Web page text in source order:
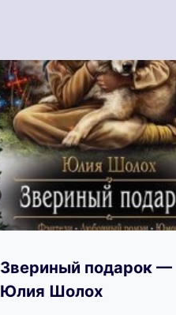
Звериный подарок —
Юлия Шолох